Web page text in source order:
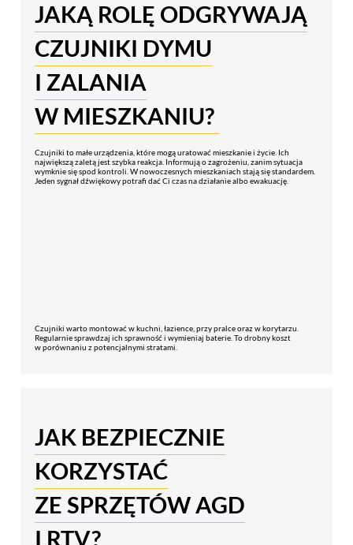
JAKĄ ROLĘ ODGRYWAJĄ
CZUJNIKI DYMU
I ZALANIA
W MIESZKANIU?
Czujniki to małe urządzenia, które mogą uratować mieszkanie i życie. Ich
największą zaletą jest szybka reakcja. Informują o zagrożeniu, zanim sytuacja
wymknie się spod kontroli. W nowoczesnych mieszkaniach stają się standardem.
Jeden sygnał dźwiękowy potrafi dać Ci czas na działanie albo ewakuację.
Czujniki warto montować w kuchni, łazience, przy pralce oraz w korytarzu.
Regularnie sprawdzaj ich sprawność i wymieniaj baterie. To drobny koszt
w porównaniu z potencjalnymi stratami.
JAK BEZPIECZNIE
KORZYSTAĆ
ZE SPRZĘTÓW AGD
I RTV?